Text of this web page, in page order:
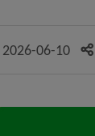
2026-06-10